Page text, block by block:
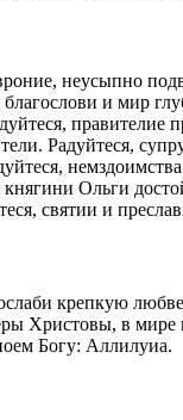
неусыпно
и мир
правителие
Радуйтеся,
Ольги
святии и
крепкую
Христовы, в мире
Богу: Аллилуиа.